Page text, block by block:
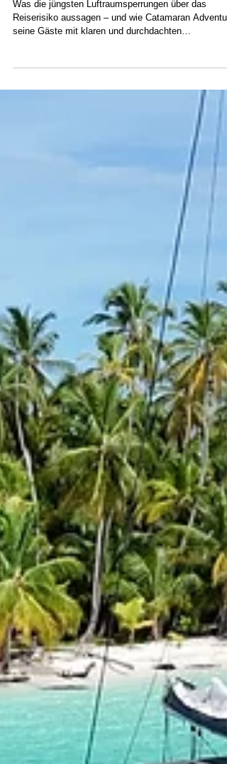
unbeeinträchtigt, klare
gelten
Was die jüngsten Luftraumsperrungen über das
Reiserisiko aussagen – und wie Catamaran
Rückerstattungsrichtlinien schützt Anfang Januar
führte eine großangelegte Militäroperation zur
Gefangennahme von Nicolás Maduro in Venezuela.
Zuge dieser Aktion sperrten die US-Behörden aus
Sicherheitsgründen vorübergehend große Teile des
karibischen Luftraums. Die Beschränkungen der US-
amerikanischen Luftfahrtbehörde FAA zwangen gr